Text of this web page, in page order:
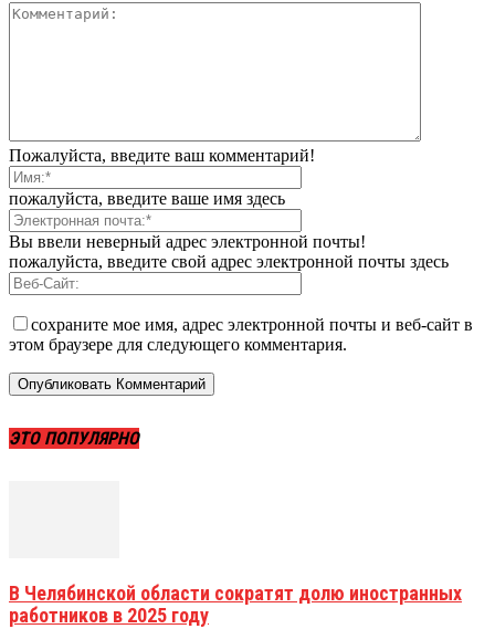
Пожалуйста, введите ваш комментарий!
пожалуйста, введите ваше имя здесь
Вы ввели неверный адрес электронной почты!
пожалуйста, введите свой адрес электронной почты здесь
сохраните мое имя, адрес электронной почты и веб-сайт в
этом браузере для следующего комментария.
ЭТО ПОПУЛЯРНО
В Челябинской области сократят долю иностранных
работников в 2025 году